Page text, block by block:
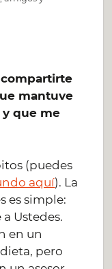
mantuve
y que me
(puedes
aquí). La
es simple:
Ustedes.
en un
pero